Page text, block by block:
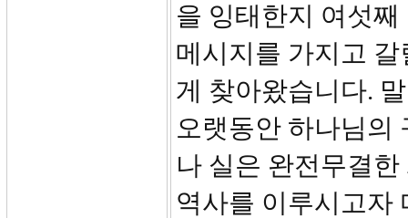
을 잉태한지 여섯
메시지를 가지고
게 찾아왔습니다.
오랫동안 하나님의
나 실은 완전무결
역사를 이루시고자